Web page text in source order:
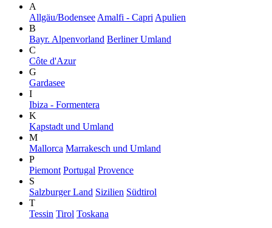
A
Allgäu/Bodensee Amalfi - Capri Apulien
B
Bayr. Alpenvorland Berliner Umland
C
Côte d'Azur
G
Gardasee
I
Ibiza - Formentera
K
Kapstadt und Umland
M
Mallorca Marrakesch und Umland
P
Piemont Portugal Provence
S
Salzburger Land Sizilien Südtirol
T
Tessin Tirol Toskana